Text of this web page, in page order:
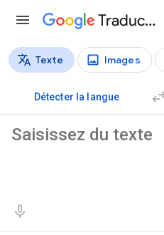
Traduction
Types de traductions
Texte Images
Détecter la langue